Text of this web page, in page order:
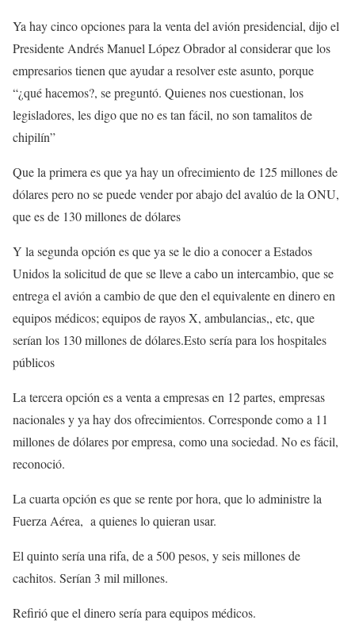
Ya hay cinco opciones para la venta del avión presidencial, dijo el
Presidente Andrés Manuel López Obrador al considerar que los
empresarios tienen que ayudar a resolver este asunto, porque
“¿qué hacemos?, se preguntó. Quienes nos cuestionan, los
legisladores, les digo que no es tan fácil, no son tamalitos de
chipilín”
Que la primera es que ya hay un ofrecimiento de 125 millones de
dólares pero no se puede vender por abajo del avalúo de la ONU,
que es de 130 millones de dólares
Y la segunda opción es que ya se le dio a conocer a Estados
Unidos la solicitud de que se lleve a cabo un intercambio, que se
entrega el avión a cambio de que den el equivalente en dinero en
equipos médicos; equipos de rayos X, ambulancias,, etc, que
serían los 130 millones de dólares.Esto sería para los hospitales
públicos
La tercera opción es a venta a empresas en 12 partes, empresas
nacionales y ya hay dos ofrecimientos. Corresponde como a 11
millones de dólares por empresa, como una sociedad. No es fácil,
reconoció.
La cuarta opción es que se rente por hora, que lo administre la
Fuerza Aérea, a quienes lo quieran usar.
El quinto sería una rifa, de a 500 pesos, y seis millones de
cachitos. Serían 3 mil millones.
Refirió que el dinero sería para equipos médicos.